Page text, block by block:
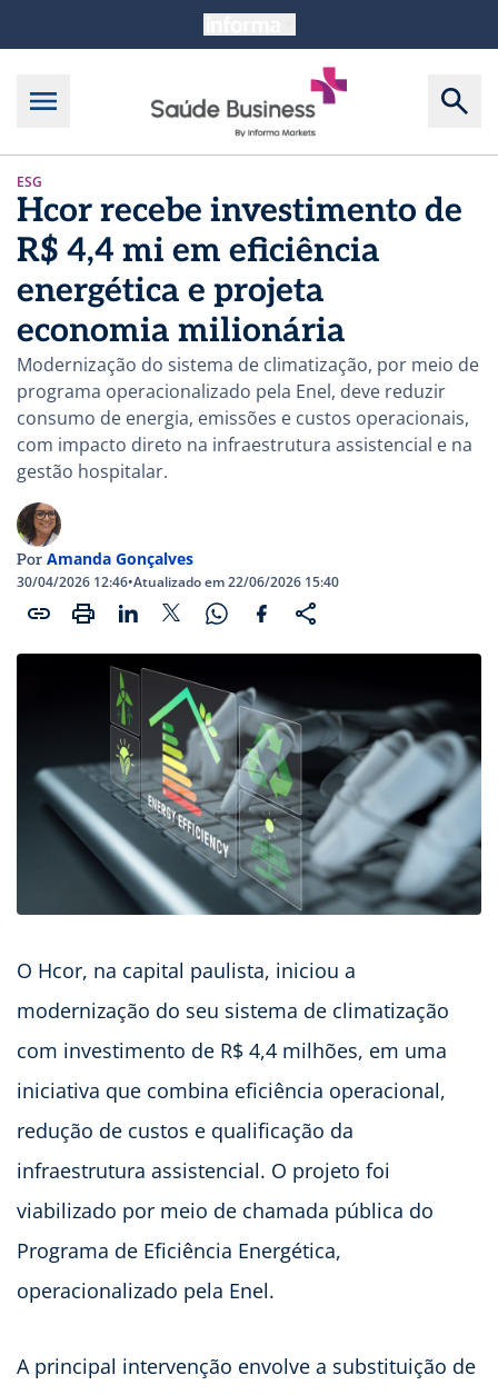
ESG
Hcor recebe investimento de
R$ 4,4 mi em eficiência
energética e projeta
economia milionária
Modernização do sistema de climatização, por meio de
programa operacionalizado pela Enel, deve reduzir
consumo de energia, emissões e custos operacionais,
com impacto direto na infraestrutura assistencial e na
gestão hospitalar.
Por Amanda Gonçalves
30/04/2026 12:46•Atualizado em 22/06/2026 15:40
O Hcor, na capital paulista, iniciou a
modernização do seu sistema de climatização
com investimento de R$ 4,4 milhões, em uma
iniciativa que combina eficiência operacional,
redução de custos e qualificação da
infraestrutura assistencial. O projeto foi
viabilizado por meio de chamada pública do
Programa de Eficiência Energética,
operacionalizado pela Enel.
A principal intervenção envolve a substituição de